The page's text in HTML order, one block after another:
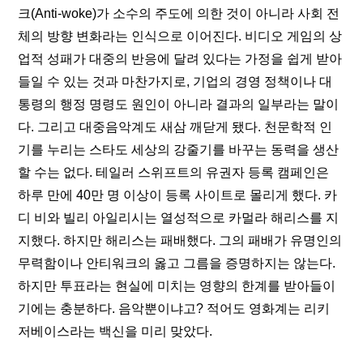
크(Anti-woke)가 소수의 주도에 의한 것이 아니라 사회 전
체의 방향 변화라는 인식으로 이어진다. 비디오 게임의 상
업적 성패가 대중의 반응에 달려 있다는 가정을 쉽게 받아
들일 수 있는 것과 마찬가지로, 기업의 경영 정책이나 대
통령의 행정 명령도 원인이 아니라 결과의 일부라는 말이
다. 그리고 대중음악계도 새삼 깨닫게 됐다. 천문학적 인
기를 누리는 스타도 세상의 강줄기를 바꾸는 동력을 생산
할 수는 없다. 테일러 스위프트의 유권자 등록 캠페인은
하루 만에 40만 명 이상이 등록 사이트로 몰리게 했다.​ 카
디 비와 빌리 아일리시는 열성적으로 카멀라 해리스를 지
지했다. 하지만 해리스는 패배했다. 그의 패배가 유명인의
무력함이나 안티워크의 옳고 그름을 증명하지는 않는다.
하지만 투표라는 현실에 미치는 영향의 한계를 받아들이
기에는 충분하다. 음악뿐이냐고? 적어도 영화계는 리키
저베이스라는 백신을 미리 맞았다.